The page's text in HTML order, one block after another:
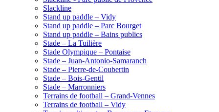
Slackline
Stand up paddle – Vidy
Stand up paddle – Parc Bourget
Stand up paddle – Bains publics
Stade – La Tuilière
Stade Olympique – Pontaise
Stade – Juan-Antonio-Samaranch
Stade – Pierre-de-Coubertin
Stade – Bois-Gentil
Stade – Marronniers
Terrains de football – Grand-Vennes
Terrains de football – Vidy